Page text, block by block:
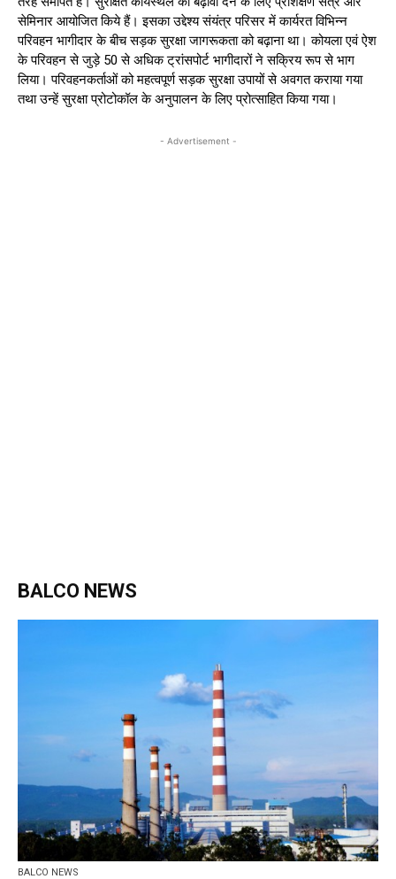
सेमिनार आयोजित किये हैं। इसका उद्देश्य संयंत्र परिसर में कार्यरत विभिन्न
परिवहन भागीदार के बीच सड़क सुरक्षा जागरूकता को बढ़ाना था। कोयला एवं ऐश
के परिवहन से जुड़े 50 से अधिक ट्रांसपोर्ट भागीदारों ने सक्रिय रूप से भाग
लिया। परिवहनकर्ताओं को महत्वपूर्ण सड़क सुरक्षा उपायों से अवगत कराया गया
तथा उन्हें सुरक्षा प्रोटोकॉल के अनुपालन के लिए प्रोत्साहित किया गया।
- Advertisement -
BALCO NEWS
BALCO NEWS